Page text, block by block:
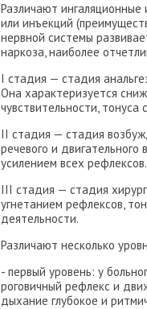
Различают
или инъекций
нервной системы
наркоза, наиболее
I стадия — стадия
Она характеризуется
чувствительности,
II стадия — стадия
речевого и
усилением всех рефлексов.
III стадия — стадия
угнетанием рефлексов,
деятельности.
Различают несколько
- первый уровень: у
роговичный рефлекс и
дыхание глубокое и